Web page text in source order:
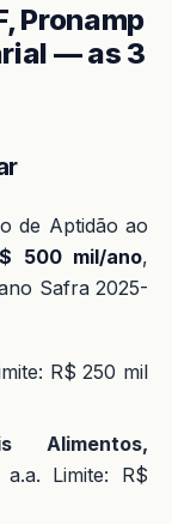
Pronamp
— as 3
de Aptidão ao
500 mil/ano,
Safra 2025-
R$ 250 mil
Alimentos,
Limite: R$